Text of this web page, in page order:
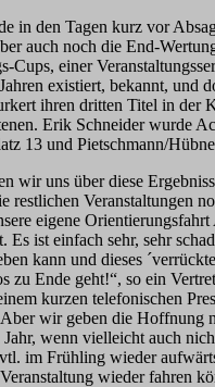
in den Tagen kurz vor
auch noch die End-
Cups, einer
existiert, bekannt, und
ihren dritten Titel in der
Erik Schneider wurde
13 und Pietschmann/
wir uns über diese
restlichen Veranstaltungen
eigene
Es ist einfach sehr, sehr
kann und dieses
zu Ende geht!“, so ein
kurzen telefonischen
wir geben die Hoffnung
Jahr, wenn vielleicht auch
im Frühling wieder
wieder fahren